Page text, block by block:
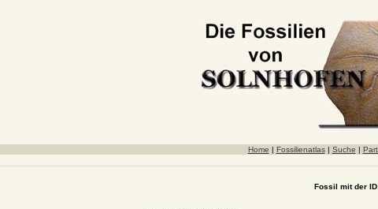
Home | Fossilienatlas| Suche |
Fossil mit der